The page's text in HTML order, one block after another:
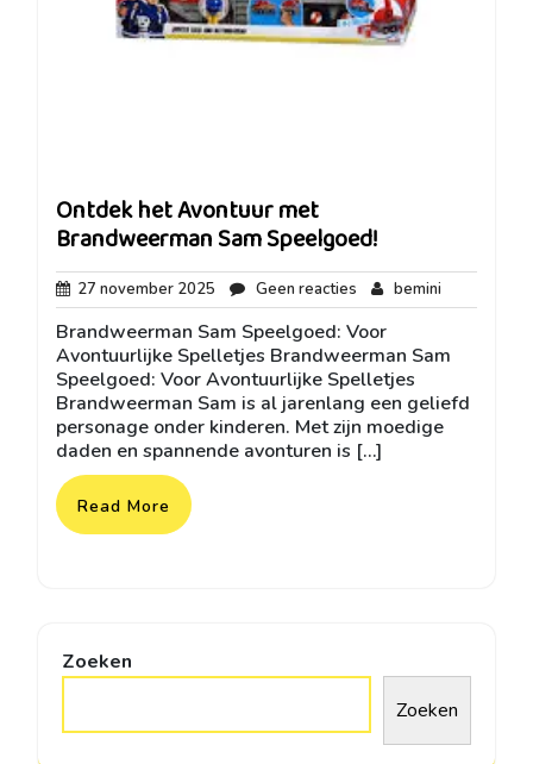
Ontdek het Avontuur met
Brandweerman Sam Speelgoed!
27 november 2025 27
november
2025
Geen reacties Geen
reacties
bemini
Brandweerman Sam Speelgoed: Voor
Avontuurlijke Spelletjes Brandweerman Sam
Speelgoed: Voor Avontuurlijke Spelletjes
Brandweerman Sam is al jarenlang een geliefd
personage onder kinderen. Met zijn moedige
daden en spannende avonturen is […]
Read More
Zoeken
Zoeken